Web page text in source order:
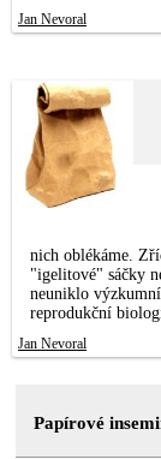
Jan Nevoral
nich oblékáme.
"igelitové" sáčky
neuniklo
reprodukční
Jan Nevoral
Papírové